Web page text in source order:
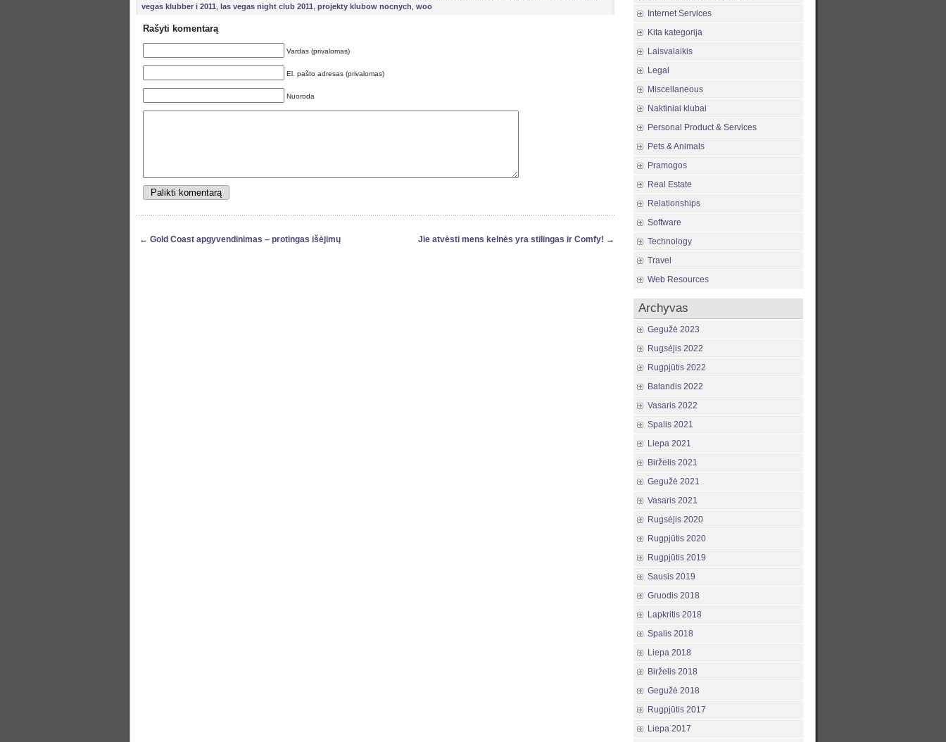
vegas klubber i 2011 las vegas night club 2011 projekty klubow nocnych woo
Rašyti komentarą
Vardas (privalomas)
El. pašto adresas (privalomas)
Nuoroda
← Gold Coast apgyvendinimas – protingas išėjimų Jie atvėsti mens kelnės yra stilingas ir Comfy! →
Internet Services
Kita kategorija
Laisvalaikis
Legal
Miscellaneous
Naktiniai klubai
Personal Product & Services
Pets & Animals
Pramogos
Real Estate
Relationships
Software
Technology
Travel
Web Resources
Archyvas
Gegužė 2023
Rugsėjis 2022
Rugpjūtis 2022
Balandis 2022
Vasaris 2022
Spalis 2021
Liepa 2021
Birželis 2021
Gegužė 2021
Vasaris 2021
Rugsėjis 2020
Rugpjūtis 2020
Rugpjūtis 2019
Sausis 2019
Gruodis 2018
Lapkritis 2018
Spalis 2018
Liepa 2018
Birželis 2018
Gegužė 2018
Rugpjūtis 2017
Liepa 2017